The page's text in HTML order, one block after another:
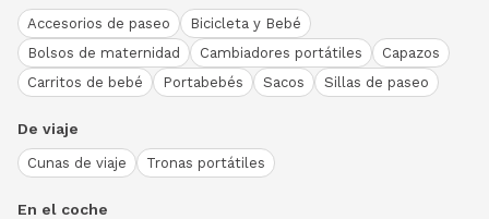
Accesorios de paseo
Bicicleta y Bebé
Bolsos de maternidad
Cambiadores portátiles
Capazos
Carritos de bebé
Portabebés Sacos Sillas de paseo
De viaje
Cunas de viaje Tronas portátiles
En el coche